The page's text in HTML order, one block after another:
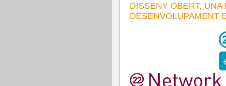
DISSENY OBERT,
DESENVOLUPAMENT